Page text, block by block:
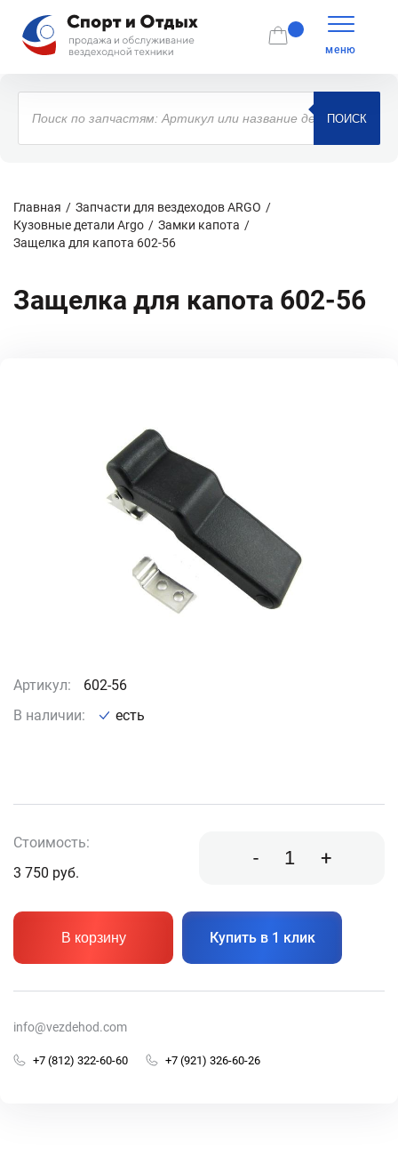
меню
Поиск
товаров
ПОИСК
Главная
Запчасти для вездеходов ARGO
Кузовные детали Argo
Замки капота
Защелка для капота 602-56
Защелка для капота 602-56
Артикул:
602-56
В наличии:
есть
Стоимость:
3 750 руб.
- +
В корзину Купить в 1 клик
info@vezdehod.com
+7 (812) 322-60-60 +7 (921) 326-60-26